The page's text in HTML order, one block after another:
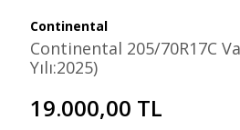
Continental
Continental 205/70R17C
Yılı:2025)
19.000,00 TL